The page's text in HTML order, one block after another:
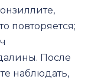
повторяется;
После
наблюдать,